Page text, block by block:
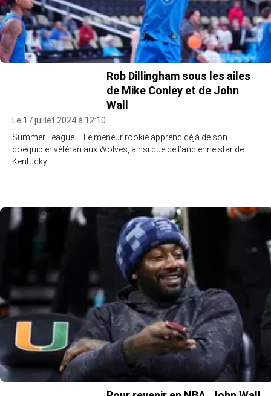
Rob Dillingham sous les ailes
de Mike Conley et de John
Wall
Le 17 juillet 2024 à 12:10
Summer League – Le meneur rookie apprend déjà de son
coéquipier vétéran aux Wolves, ainsi que de l’ancienne star de
Kentucky.